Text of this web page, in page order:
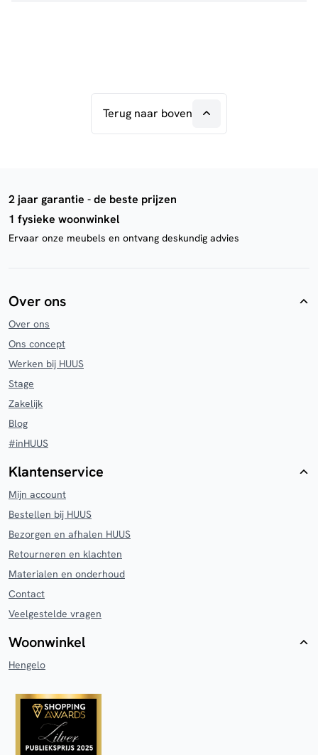
Terug naar boven
2 jaar garantie - de beste prijzen
1 fysieke woonwinkel
Ervaar onze meubels en ontvang deskundig advies
Over ons
Over ons
Ons concept
Werken bij HUUS
Stage
Zakelijk
Blog
#inHUUS
Klantenservice
Mijn account
Bestellen bij HUUS
Bezorgen en afhalen HUUS
Retourneren en klachten
Materialen en onderhoud
Contact
Veelgestelde vragen
Woonwinkel
Hengelo